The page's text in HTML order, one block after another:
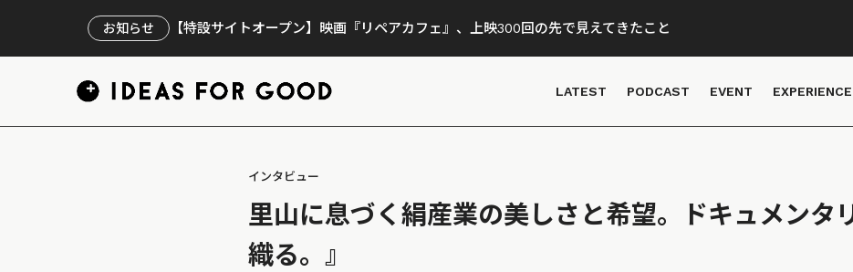
お知らせ 【特設サイトオープン】映画『リペアカフェ』、上映300回の先で見えてきたこと
LATEST PODCAST EVENT EXPERIENCE
インタビュー
里山に息づく絹産業の美しさと希望。ドキュメンタ
織る。』